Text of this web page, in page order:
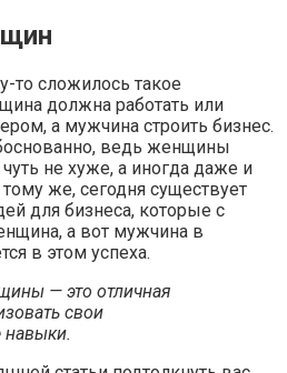
то сложилось такое
должна работать или
а мужчина строить бизнес.
ведь женщины
не хуже, а иногда даже и
же, сегодня существует
для бизнеса, которые с
а вот мужчина в
в этом успеха.
— это отличная
свои
навыки.